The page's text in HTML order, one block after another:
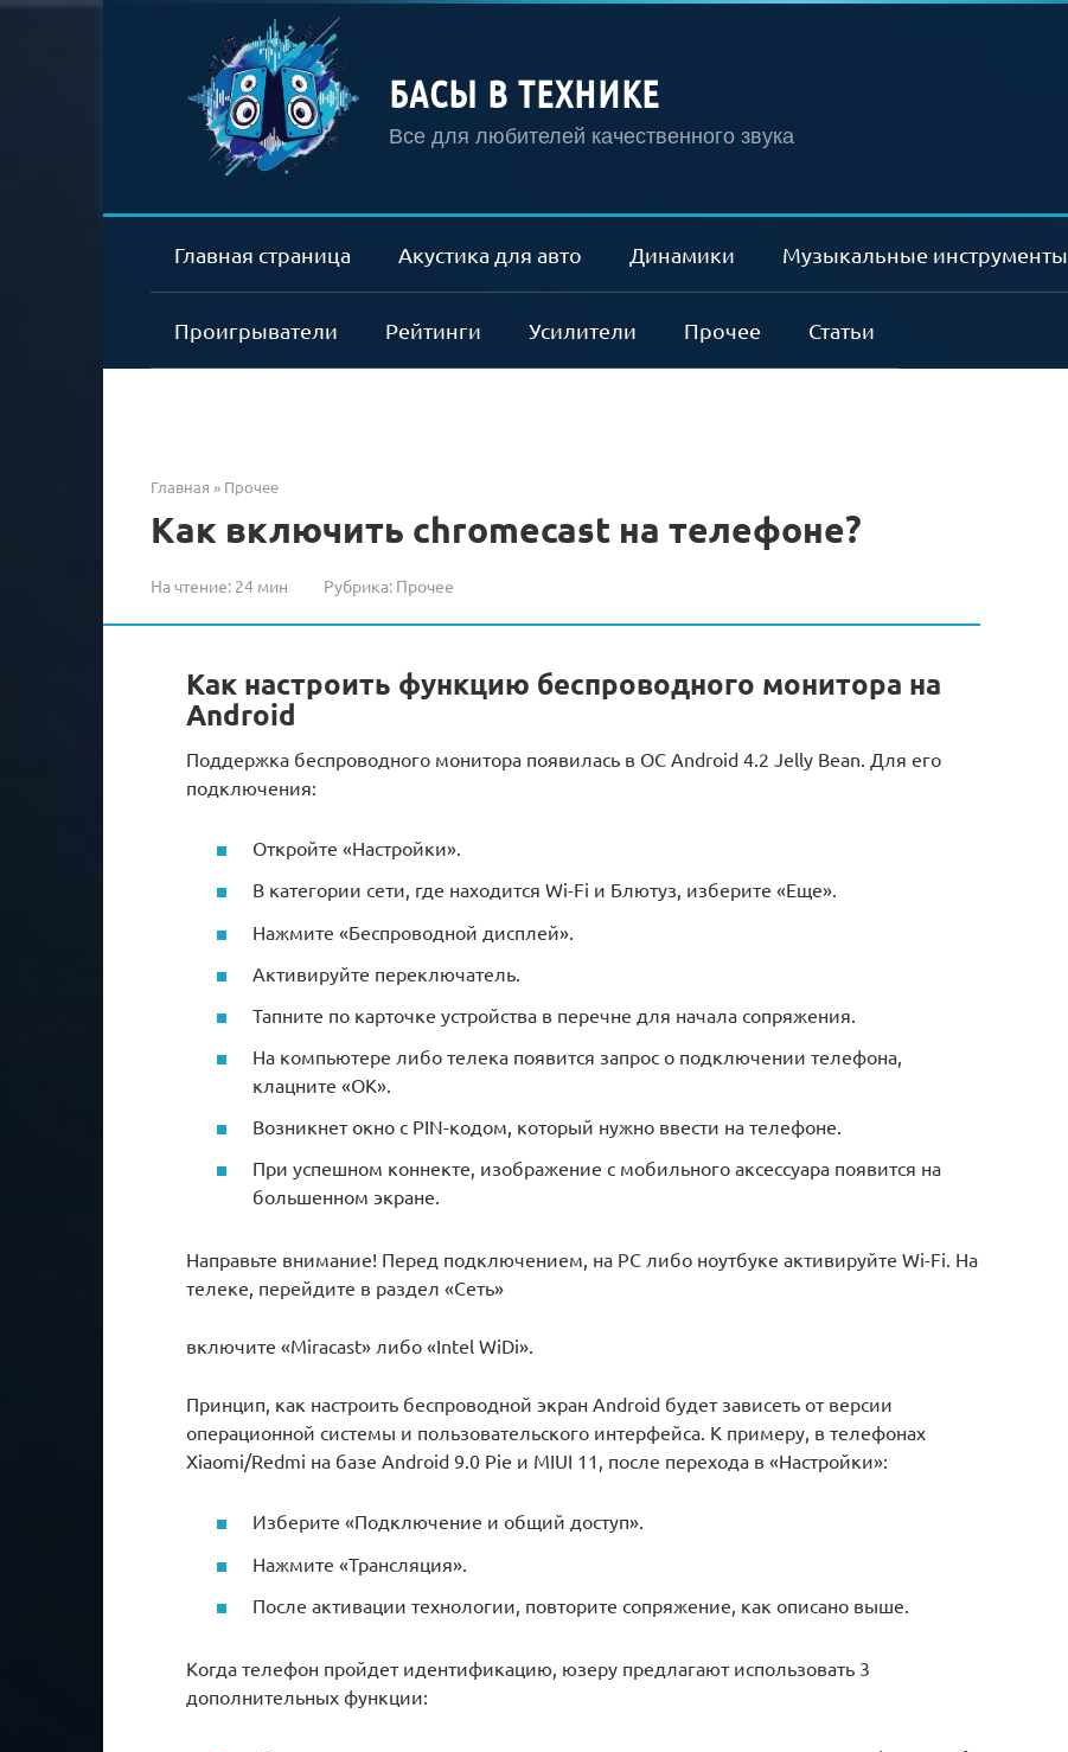
БАСЫ В ТЕХНИКЕ
Все для любителей качественного звука
Главная страница Акустика для авто Динамики Музыкальные инструменты
Проигрыватели Рейтинги Усилители Прочее Статьи
Главная » Прочее
Как включить chromecast на телефоне?
На чтение: 24 мин Рубрика: Прочее
Как настроить функцию беспроводного монитора на
Android
Поддержка беспроводного монитора появилась в ОС Android 4.2 Jelly Bean. Для его
подключения:
Откройте «Настройки».
В категории сети, где находится Wi-Fi и Блютуз, изберите «Еще».
Нажмите «Беспроводной дисплей».
Активируйте переключатель.
Тапните по карточке устройства в перечне для начала сопряжения.
На компьютере либо телека появится запрос о подключении телефона,
клацните «ОК».
Возникнет окно с PIN-кодом, который нужно ввести на телефоне.
При успешном коннекте, изображение с мобильного аксессуара появится на
большенном экране.
Направьте внимание! Перед подключением, на PC либо ноутбуке активируйте Wi-Fi. На
телеке, перейдите в раздел «Сеть»
включите «Miracast» либо «Intel WiDi».
Принцип, как настроить беспроводной экран Android будет зависеть от версии
операционной системы и пользовательского интерфейса. К примеру, в телефонах
Xiaomi/Redmi на базе Android 9.0 Pie и MIUI 11, после перехода в «Настройки»:
Изберите «Подключение и общий доступ».
Нажмите «Трансляция».
После активации технологии, повторите сопряжение, как описано выше.
Когда телефон пройдет идентификацию, юзеру предлагают использовать 3
дополнительных функции: